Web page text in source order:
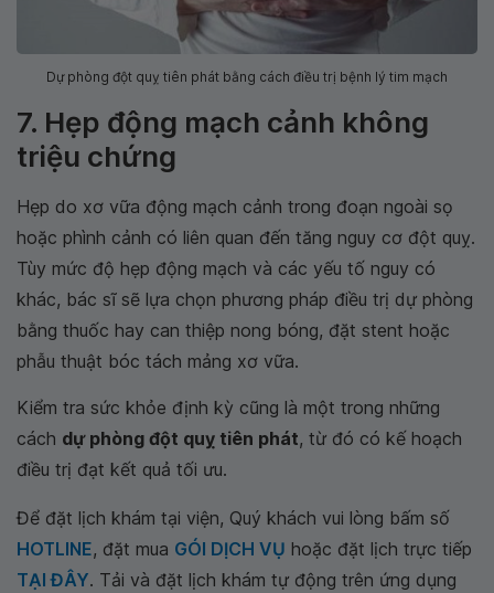
Dự phòng đột quỵ tiên phát bằng cách điều trị bệnh lý tim mạch
7. Hẹp động mạch cảnh không
triệu chứng
Hẹp do xơ vữa động mạch cảnh trong đoạn ngoài sọ
hoặc phình cảnh có liên quan đến tăng nguy cơ đột quỵ.
Tùy mức độ hẹp động mạch và các yếu tố nguy có
khác, bác sĩ sẽ lựa chọn phương pháp điều trị dự phòng
bằng thuốc hay can thiệp nong bóng, đặt stent hoặc
phẫu thuật bóc tách mảng xơ vữa.
Kiểm tra sức khỏe định kỳ cũng là một trong những
cách dự phòng đột quỵ tiên phát, từ đó có kế hoạch
điều trị đạt kết quả tối ưu.
Để đặt lịch khám tại viện, Quý khách vui lòng bấm số
HOTLINE, đặt mua GÓI DỊCH VỤ hoặc đặt lịch trực tiếp
TẠI ĐÂY. Tải và đặt lịch khám tự động trên ứng dụng